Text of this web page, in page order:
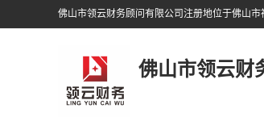
佛山市领云财